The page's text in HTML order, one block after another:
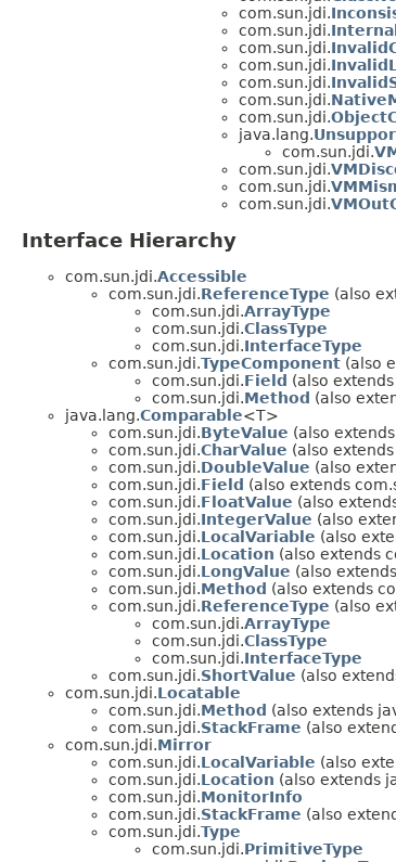
com.sun.jdi.
com.sun.jdi.
com.sun.jdi.
com.sun.jdi.
com.sun.jdi.
com.sun.jdi.
com.sun.jdi.
java.lang.
com.sun.jdi.
com.sun.jdi.
com.sun.jdi.
com.sun.jdi.
Interface Hierarchy
com.sun.jdi.Accessible
com.sun.jdi.ReferenceType (also
com.sun.jdi.ArrayType
com.sun.jdi.ClassType
com.sun.jdi.InterfaceType
com.sun.jdi.TypeComponent (also
com.sun.jdi.Field (also
com.sun.jdi.Method (also
java.lang.Comparable<T>
com.sun.jdi.ByteValue (also
com.sun.jdi.CharValue (also
com.sun.jdi.DoubleValue (also
com.sun.jdi.Field (also extends
com.sun.jdi.FloatValue (also
com.sun.jdi.IntegerValue (also
com.sun.jdi.LocalVariable (also
com.sun.jdi.Location (also extends
com.sun.jdi.LongValue (also
com.sun.jdi.Method (also extends
com.sun.jdi.ReferenceType (also
com.sun.jdi.ArrayType
com.sun.jdi.ClassType
com.sun.jdi.InterfaceType
com.sun.jdi.ShortValue (also
com.sun.jdi.Locatable
com.sun.jdi.Method (also extends
com.sun.jdi.StackFrame (also
com.sun.jdi.Mirror
com.sun.jdi.LocalVariable (also
com.sun.jdi.Location (also extends
com.sun.jdi.MonitorInfo
com.sun.jdi.StackFrame (also
com.sun.jdi.Type
com.sun.jdi.PrimitiveType